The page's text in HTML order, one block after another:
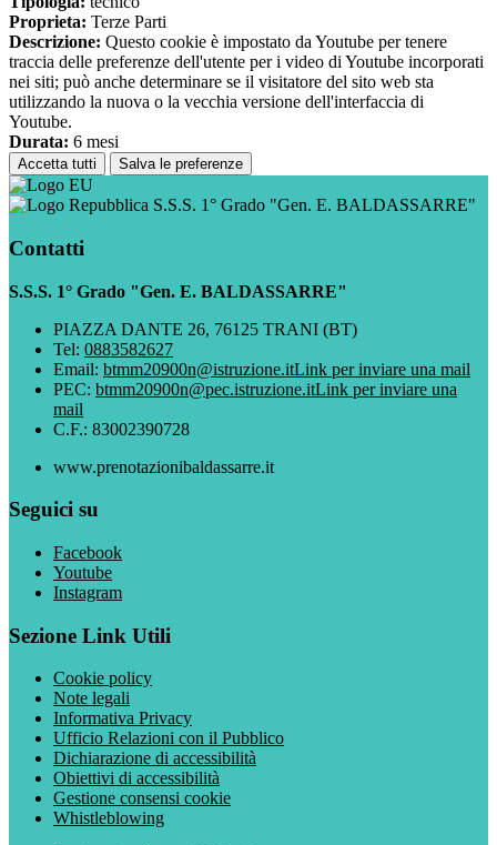
Proprieta: Terze Parti
Descrizione: Questo cookie è impostato da Youtube per tenere
traccia delle preferenze dell'utente per i video di Youtube incorporati
nei siti; può anche determinare se il visitatore del sito web sta
utilizzando la nuova o la vecchia versione dell'interfaccia di
Youtube.
Durata: 6 mesi
Accetta tutti Salva le preferenze
S.S.S. 1° Grado "Gen. E. BALDASSARRE"
Contatti
S.S.S. 1° Grado "Gen. E. BALDASSARRE"
PIAZZA DANTE 26, 76125 TRANI (BT)
Tel: 0883582627
Email: btmm20900n@istruzione.itLink per inviare una mail
PEC: btmm20900n@pec.istruzione.itLink per inviare una
mail
C.F.: 83002390728
www.prenotazionibaldassarre.it
Seguici su
Facebook
Youtube
Instagram
Sezione Link Utili
Cookie policy
Note legali
Informativa Privacy
Ufficio Relazioni con il Pubblico
Dichiarazione di accessibilità
Obiettivi di accessibilità
Gestione consensi cookie
Whistleblowing